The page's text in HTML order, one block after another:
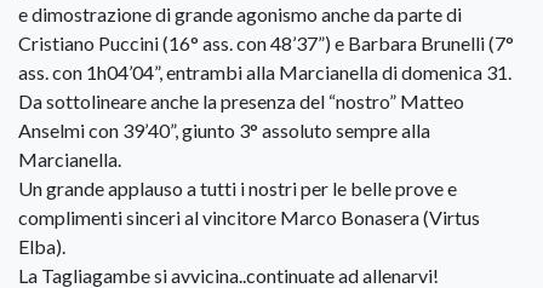
e dimostrazione di grande agonismo anche da parte di
Cristiano Puccini (16° ass. con 48’37”) e Barbara Brunelli (7°
ass. con 1h04’04”, entrambi alla Marcianella di domenica 31.
Da sottolineare anche la presenza del “nostro” Matteo
Anselmi con 39’40”, giunto 3° assoluto sempre alla
Marcianella.
Un grande applauso a tutti i nostri per le belle prove e
complimenti sinceri al vincitore Marco Bonasera (Virtus
Elba).
La Tagliagambe si avvicina..continuate ad allenarvi!